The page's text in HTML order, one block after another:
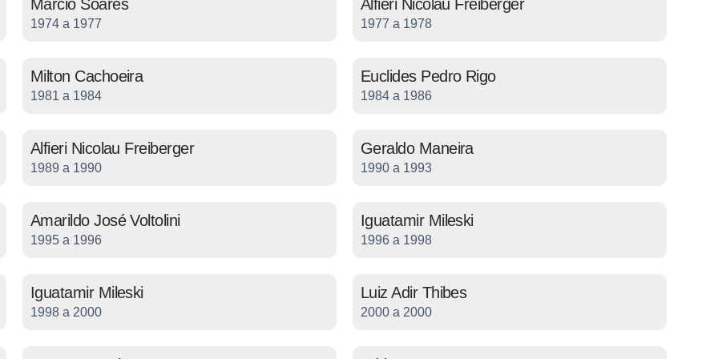
Márcio Soares
1974 a 1977
Alfieri Nicolau Freiberger
1977 a 1978
Milton Cachoeira
1981 a 1984
Euclides Pedro Rigo
1984 a 1986
Alfieri Nicolau Freiberger
1989 a 1990
Geraldo Maneira
1990 a 1993
Amarildo José Voltolini
1995 a 1996
Iguatamir Mileski
1996 a 1998
Iguatamir Mileski
1998 a 2000
Luiz Adir Thibes
2000 a 2000